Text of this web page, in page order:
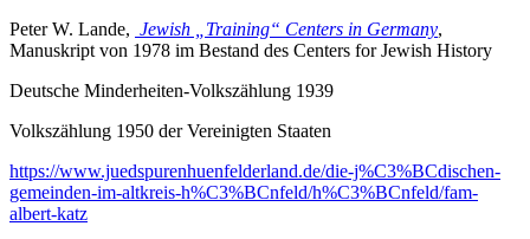
Peter W. Lande, Jewish „Training“ Centers in Germany,
Manuskript von 1978 im Bestand des Centers for Jewish History
Deutsche Minderheiten-Volkszählung 1939
Volkszählung 1950 der Vereinigten Staaten
https://www.juedspurenhuenfelderland.de/die-j%C3%BCdischen-
gemeinden-im-altkreis-h%C3%BCnfeld/h%C3%BCnfeld/fam-
albert-katz